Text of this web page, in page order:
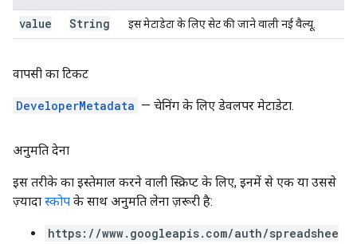
value String इस मेटाडेटा के लिए सेट की जाने वाली नई वैल्यू.
वापसी का टिकट
DeveloperMetadata — चेनिंग के लिए डेवलपर मेटाडेटा.
अनुमति देना
इस तरीके का इस्तेमाल करने वाली स्क्रिप्ट के लिए, इनमें से एक या उससे
ज़्यादा स्कोप के साथ अनुमति लेना ज़रूरी है:
https://www.googleapis.com/auth/spreadshee